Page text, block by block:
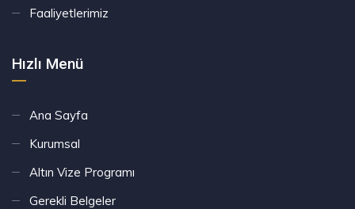
Faaliyetlerimiz
Hızlı Menü
Ana Sayfa
Kurumsal
Altın Vize Programı
Gerekli Belgeler